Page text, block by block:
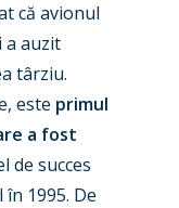
că avionul
a auzit
târziu.
este primul
a fost
de succes
1995. De